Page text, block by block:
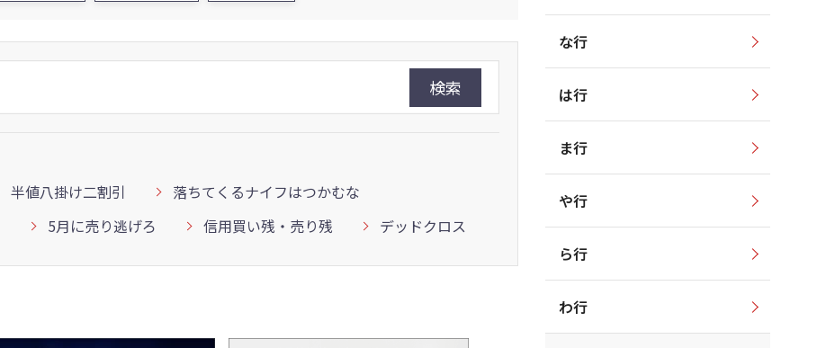
検索
半値八掛け二割引
落ちてくるナイフはつかむな
5月に売り逃げろ 信用買い残・売り残 デッドクロス
な行
は行
ま行
や行
ら行
わ行